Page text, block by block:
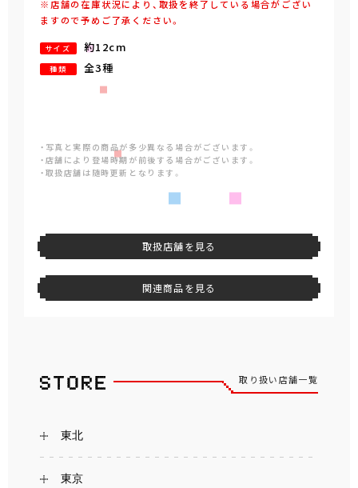
※店舗の在庫状況により、取扱を終了している場合がござい
ますので予めご了承ください。
サイズ 約12cm
種類 全3種
・写真と実際の商品が多少異なる場合がございます。
・店舗により登場時期が前後する場合がございます。
・取扱店舗は随時更新となります。
取扱店舗を見る
関連商品を見る
取り扱い店舗一覧
東北
東京